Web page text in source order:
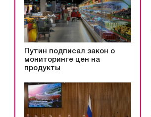
Путин подписал закон о
мониторинге цен на
продукты